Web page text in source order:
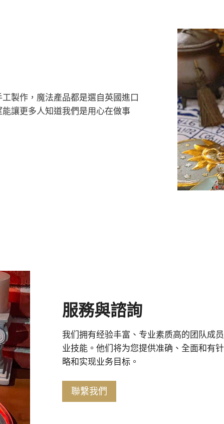
製作，魔法產品都是選自英國進口
讓更多人知道我們是用心在做事
服務與諮詢
我们拥有经验丰富、专业素质高的团队成
业技能。他们将为您提供准确、全面和有
略和实现业务目标。
聯繫我們